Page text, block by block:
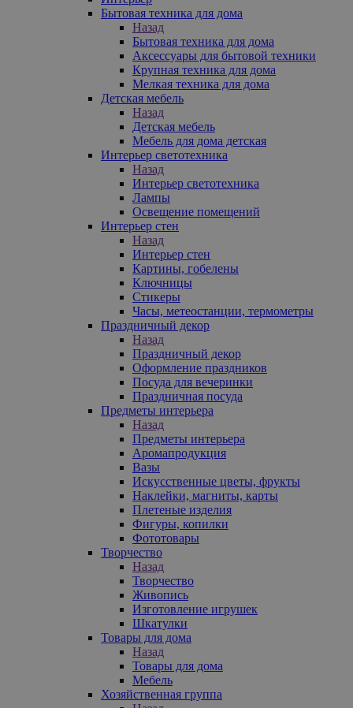
Бытовая техника для дома
Назад
Бытовая техника для дома
Аксессуары для бытовой техники
Крупная техника для дома
Мелкая техника для дома
Детская мебель
Назад
Детская мебель
Мебель для дома детская
Интерьер светотехника
Назад
Интерьер светотехника
Лампы
Освещение помещений
Интерьер стен
Назад
Интерьер стен
Картины, гобелены
Ключницы
Стикеры
Часы, метеостанции, термометры
Праздничный декор
Назад
Праздничный декор
Оформление праздников
Посуда для вечеринки
Праздничная посуда
Предметы интерьера
Назад
Предметы интерьера
Аромапродукция
Вазы
Искусственные цветы, фрукты
Наклейки, магниты, карты
Плетеные изделия
Фигуры, копилки
Фототовары
Творчество
Назад
Творчество
Живопись
Изготовление игрушек
Шкатулки
Товары для дома
Назад
Товары для дома
Мебель
Хозяйственная группа